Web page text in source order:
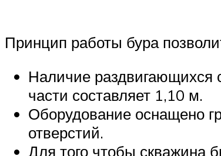
Принцип работы бура
Наличие раздвигающихся
части составляет 1,10 м.
Оборудование оснащено
отверстий.
Для того чтобы скважина